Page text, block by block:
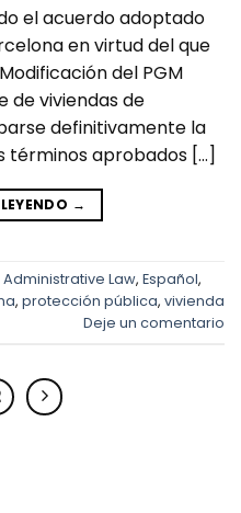
el acuerdo adoptado
en virtud del que
del PGM
de viviendas de
definitivamente la
términos aprobados […]
→
Administrative Law, Español,
, protección pública, vivienda
Deje un comentario